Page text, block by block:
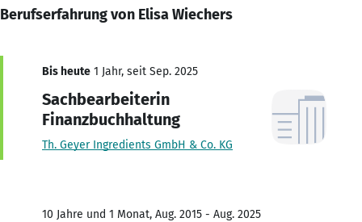
Berufserfahrung von Elisa Wiechers
Bis heute 1 Jahr, seit Sep. 2025
Sachbearbeiterin
Finanzbuchhaltung
Th. Geyer Ingredients GmbH & Co. KG
10 Jahre und 1 Monat, Aug. 2015 - Aug. 2025